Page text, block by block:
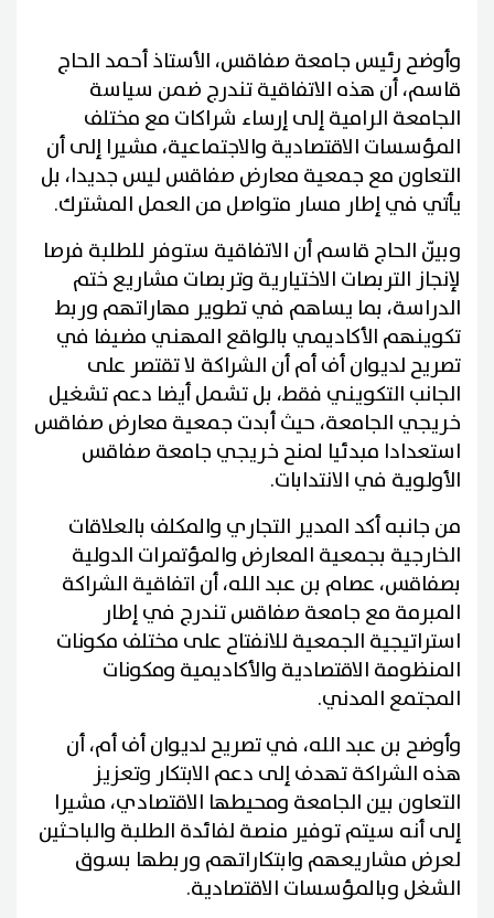
وأوضح رئيس جامعة صفاقس، الأستاذ أحمد الحاج
قاسم، أن هذه الاتفاقية تندرج ضمن سياسة
الجامعة الرامية إلى إرساء شراكات مع مختلف
المؤسسات الاقتصادية والاجتماعية، مشيرا إلى أن
التعاون مع جمعية معارض صفاقس ليس جديدا، بل
يأتي في إطار مسار متواصل من العمل المشترك.
وبيّن الحاج قاسم أن الاتفاقية ستوفر للطلبة فرصا
لإنجاز التربصات الاختيارية وتربصات مشاريع ختم
الدراسة، بما يساهم في تطوير مهاراتهم وربط
تكوينهم الأكاديمي بالواقع المهني مضيفا في
تصريح لديوان أف أم أن الشراكة لا تقتصر على
الجانب التكويني فقط، بل تشمل أيضا دعم تشغيل
خريجي الجامعة، حيث أبدت جمعية معارض صفاقس
استعدادا مبدئيا لمنح خريجي جامعة صفاقس
الأولوية في الانتدابات.
من جانبه أكد المدير التجاري والمكلف بالعلاقات
الخارجية بجمعية المعارض والمؤتمرات الدولية
بصفاقس، عصام بن عبد الله، أن اتفاقية الشراكة
المبرمة مع جامعة صفاقس تندرج في إطار
استراتيجية الجمعية للانفتاح على مختلف مكونات
المنظومة الاقتصادية والأكاديمية ومكونات
المجتمع المدني.
وأوضح بن عبد الله، في تصريح لديوان أف أم، أن
هذه الشراكة تهدف إلى دعم الابتكار وتعزيز
التعاون بين الجامعة ومحيطها الاقتصادي، مشيرا
إلى أنه سيتم توفير منصة لفائدة الطلبة والباحثين
لعرض مشاريعهم وابتكاراتهم وربطها بسوق
الشغل وبالمؤسسات الاقتصادية.